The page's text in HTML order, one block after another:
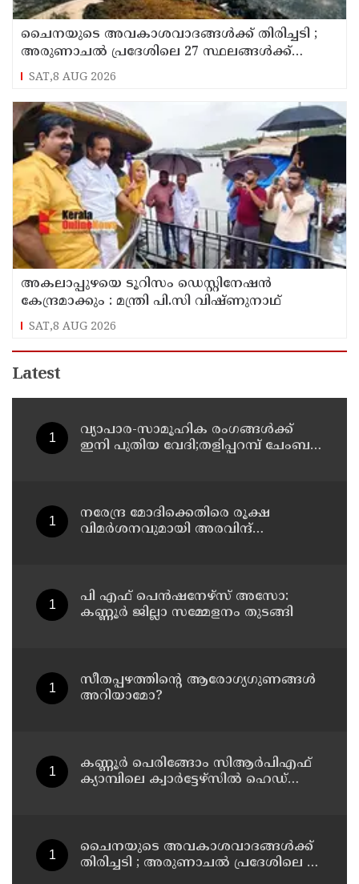
ചൈനയുടെ അവകാശവാദങ്ങൾക്ക് തിരിച്ചടി ;
അരുണാചൽ പ്രദേശിലെ 27 സ്ഥലങ്ങൾക്ക്
ഔദ്യോഗിക പേരുകൾ നൽകി ഇന്ത്യ
SAT,8 AUG 2026
അകലാപ്പുഴയെ ടൂറിസം ഡെസ്റ്റിനേഷന്‍
കേന്ദ്രമാക്കും : മന്ത്രി പി.സി വിഷ്ണുനാഥ്
SAT,8 AUG 2026
Latest
വ്യാപാര-സാമൂഹിക രംഗങ്ങൾക്ക്
ഇനി പുതിയ വേദി;തളിപ്പറമ്പ് ചേംബർ
നരേന്ദ്ര മോദിക്കെതിരെ രൂക്ഷ
വിമർശനവുമായി അരവിന്ദ്
പി എഫ് പെൻഷനേഴ്സ് അസോ:
കണ്ണൂർ ജില്ലാ സമ്മേളനം തുടങ്ങി
സീതപ്പഴത്തിന്റെ ആരോഗ്യഗുണങ്ങൾ
അറിയാമോ?
കണ്ണൂര്‍ പെരിങ്ങോം സിആര്‍പിഎഫ്
ക്യാമ്പിലെ ക്വാര്‍ട്ടേഴ്സില്‍ ഹെഡ്
ചൈനയുടെ അവകാശവാദങ്ങൾക്ക്
തിരിച്ചടി ; അരുണാചൽ പ്രദേശിലെ 27